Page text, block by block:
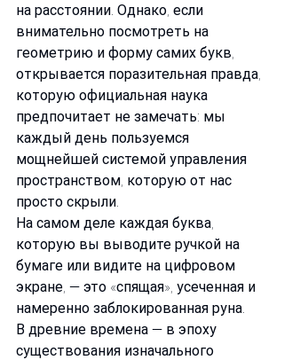
на расстоянии. Однако, если
внимательно посмотреть на
геометрию и форму самих букв,
открывается поразительная правда,
которую официальная наука
предпочитает не замечать: мы
каждый день пользуемся
мощнейшей системой управления
пространством, которую от нас
просто скрыли.
На самом деле каждая буква,
которую вы выводите ручкой на
бумаге или видите на цифровом
экране, — это «спящая», усеченная и
намеренно заблокированная руна.
В древние времена — в эпоху
существования изначального